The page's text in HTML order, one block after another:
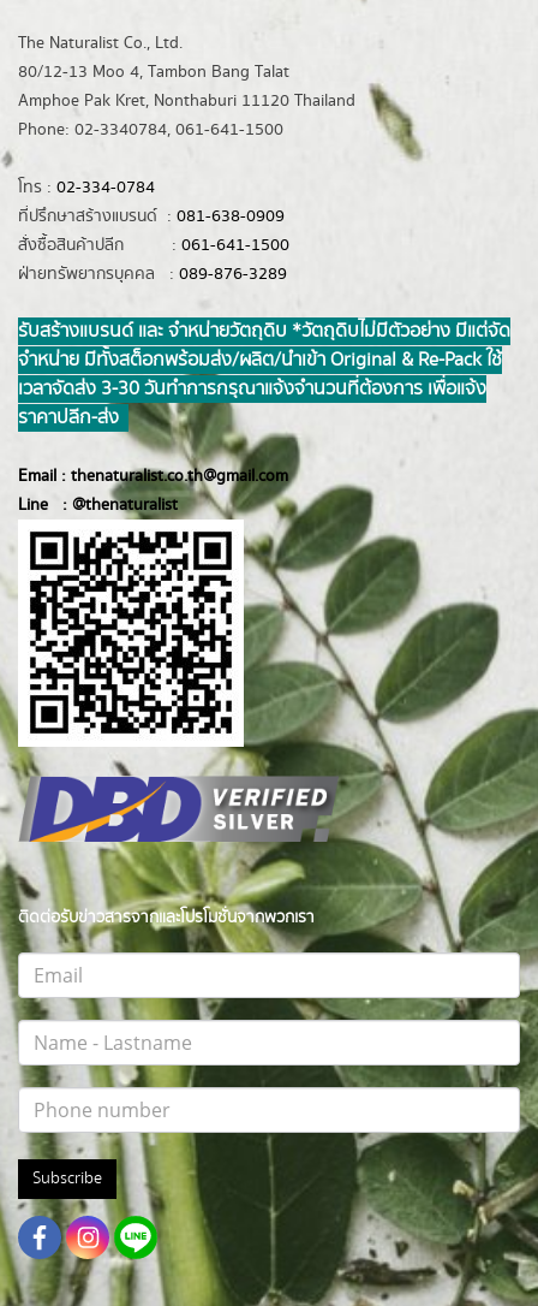
The Naturalist Co., Ltd.
80/12-13 Moo 4, Tambon Bang Talat
Amphoe Pak Kret, Nonthaburi 11120 Thailand
Phone: 02-3340784, 061-641-1500
โทร : 02-334-0784
ที่ปรึกษาสร้างแบรนด์ : 081-638-0909
สั่งซื้อสินค้าปลีก : 061-641-1500
ฝ่ายทรัพยากรบุคคล : 089-876-3289
รับสร้างแบรนด์ และ จำหน่ายวัตถุดิบ *วัตถุดิบไม่มีตัวอย่าง มีแต่จัด
จำหน่าย มีทั้งสต็อกพร้อมส่ง/ผลิต/นำเข้า Original & Re-Pack ใช้
เวลาจัดส่ง 3-30 วันทำการ กรุณาแจ้งจำนวนที่ต้องการ เพื่อแจ้ง
ราคาปลีก-ส่ง
Email : thenaturalist.co.th@gmail.com
Line : @thenaturalist
ติดต่อรับข่าวสารจากและโปรโมชั่นจากพวกเรา
Subscribe